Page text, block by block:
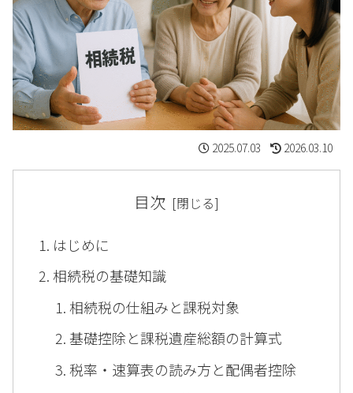
2025.07.03 2026.03.10
目次
はじめに
相続税の基礎知識
相続税の仕組みと課税対象
基礎控除と課税遺産総額の計算式
税率・速算表の読み方と配偶者控除